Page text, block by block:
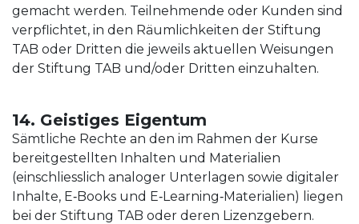
gemacht werden. Teilnehmende oder Kunden sind
verpflichtet, in den Räumlichkeiten der Stiftung
TAB oder Dritten die jeweils aktuellen Weisungen
der Stiftung TAB und/oder Dritten einzuhalten.
14. Geistiges Eigentum
Sämtliche Rechte an den im Rahmen der Kurse
bereitgestellten Inhalten und Materialien
(einschliesslich analoger Unterlagen sowie digitaler
Inhalte, E‑Books und E‑Learning‑Materialien) liegen
bei der Stiftung TAB oder deren Lizenzgebern.